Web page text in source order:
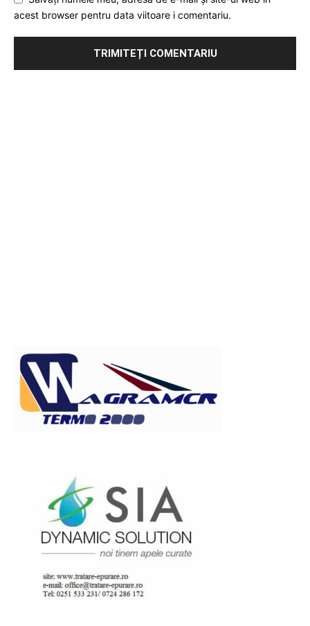
acest browser pentru data viitoare i comentariu.